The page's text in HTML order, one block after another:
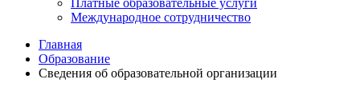
Платные образовательные услуги
Международное сотрудничество
Главная
Образование
Сведения об образовательной организации